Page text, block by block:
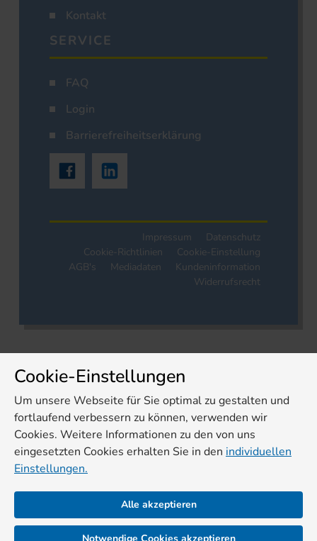
Kontakt
SERVICE
FAQ
Login
Barrierefreiheitserklärung
Impressum
Datenschutz
Cookie-Richtlinien
Cookie-Einstellung
AGB's
Mediadaten
Kundeninformation
Widerrufsrecht
Cookie-Einstellungen
Um unsere Webseite für Sie optimal zu gestalten und
fortlaufend verbessern zu können, verwenden wir
Cookies. Weitere Informationen zu den von uns
eingesetzten Cookies erhalten Sie in den individuellen
Einstellungen.
Alle akzeptieren